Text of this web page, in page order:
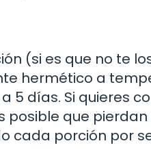
(si es que no te
hermético a
5 días. Si quieres
posible que
cada porción por